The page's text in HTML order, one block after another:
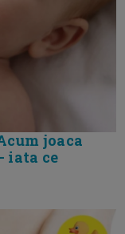
joaca
iata ce